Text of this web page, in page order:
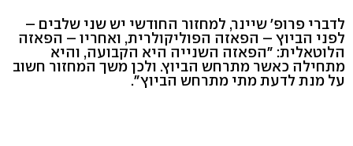
לדברי פרופ' שיינר, למחזור החודשי יש שני שלבים –
לפני הביוץ – הפאזה הפוליקולרית, ואחריו – הפאזה
הלוטאלית: "הפאזה השנייה היא הקבועה, והיא
מתחילה כאשר מתרחש הביוץ. ולכן משך המחזור חשוב
על מנת לדעת מתי מתרחש הביוץ".